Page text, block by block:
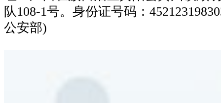
队108-1号。身份证号码：
公安部)